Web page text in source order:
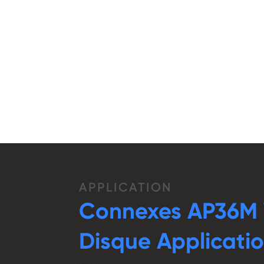
APPLICATION
Connexes
Disque